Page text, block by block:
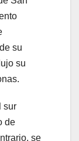
su
su
sur
de
se